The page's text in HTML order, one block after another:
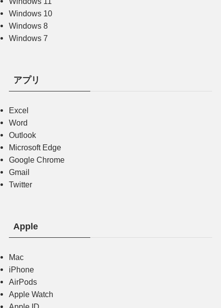
Windows 10
Windows 8
Windows 7
アプリ
Excel
Word
Outlook
Microsoft Edge
Google Chrome
Gmail
Twitter
Apple
Mac
iPhone
AirPods
Apple Watch